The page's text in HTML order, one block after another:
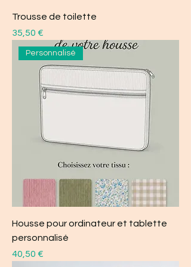
Trousse de toilette
Prix
35,50 €
Personnalisé
Housse pour ordinateur et tablette
personnalisé
Prix
40,50 €